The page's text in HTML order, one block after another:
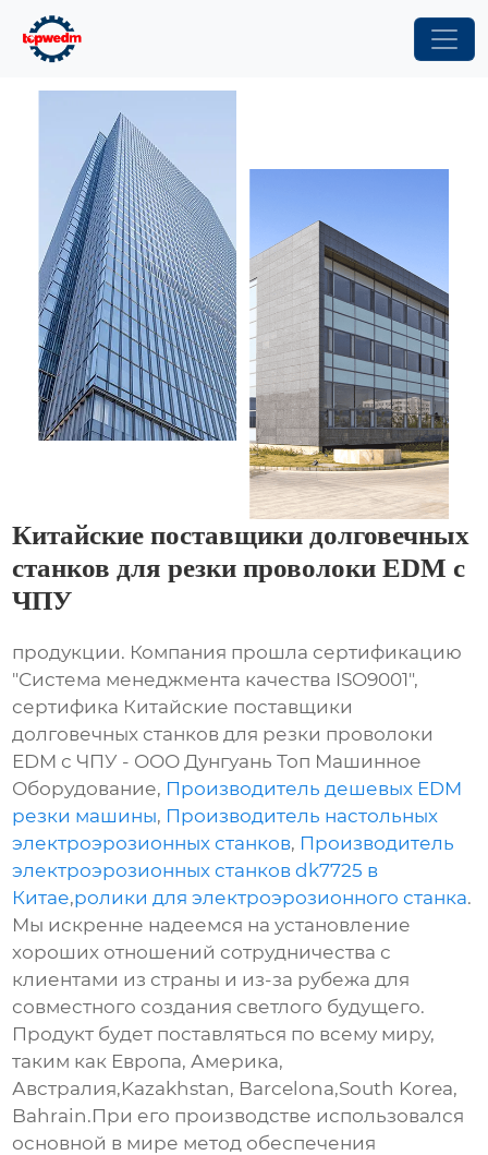
Китайские поставщики долговечных
станков для резки проволоки EDM с
ЧПУ
продукции. Компания прошла сертификацию
"Система менеджмента качества ISO9001",
сертифика Китайские поставщики
долговечных станков для резки проволоки
EDM с ЧПУ - ООО Дунгуань Топ Машинное
Оборудование, Производитель дешевых EDM
резки машины, Производитель настольных
электроэрозионных станков, Производитель
электроэрозионных станков dk7725 в
Китае,ролики для электроэрозионного станка.
Мы искренне надеемся на установление
хороших отношений сотрудничества с
клиентами из страны и из-за рубежа для
совместного создания светлого будущего.
Продукт будет поставляться по всему миру,
таким как Европа, Америка,
Австралия,Kazakhstan, Barcelona,South Korea,
Bahrain.При его производстве использовался
основной в мире метод обеспечения